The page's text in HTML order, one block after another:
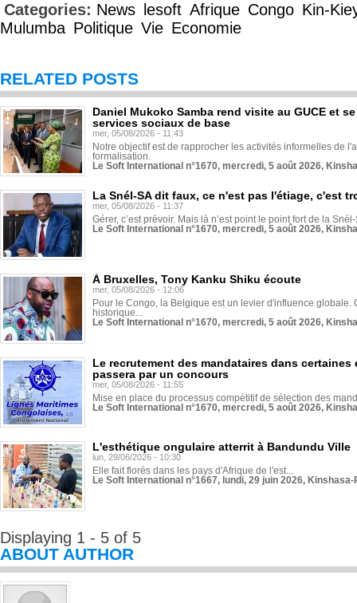
Categories: News lesoft Afrique Congo Kin-
Mulumba Politique Vie Economie
RELATED POSTS
Daniel Mukoko Samba rend visite au GUCE et
services sociaux de base
mer, 05/08/2026 - 11:43
Notre objectif est de rapprocher les activités informelles de
formalisation.
Le Soft International n°1670, mercredi, 5 août 2026,
La Snél-SA dit faux, ce n'est pas l'étiage, c'est
mer, 05/08/2026 - 11:37
Gérer, c’est prévoir. Mais là n’est point le point fort de la
Le Soft International n°1670, mercredi, 5 août 2026,
À Bruxelles, Tony Kanku Shiku écoute
mer, 05/08/2026 - 12:06
Pour le Congo, la Belgique est un levier d'influence globale.
historique...
Le Soft International n°1670, mercredi, 5 août 2026,
Le recrutement des mandataires dans
passera par un concours
mer, 05/08/2026 - 11:55
Mise en place du processus compétitif de sélection des
Le Soft International n°1670, mercredi, 5 août 2026,
L'esthétique ongulaire atterrit à Bandundu Ville
lun, 29/06/2026 - 10:30
Elle fait florès dans les pays d'Afrique de l'est...
Le Soft International n°1667, lundi, 29 juin 2026,
Displaying 1 - 5 of 5
ABOUT AUTHOR